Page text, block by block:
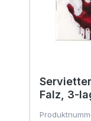
Falz, 3-